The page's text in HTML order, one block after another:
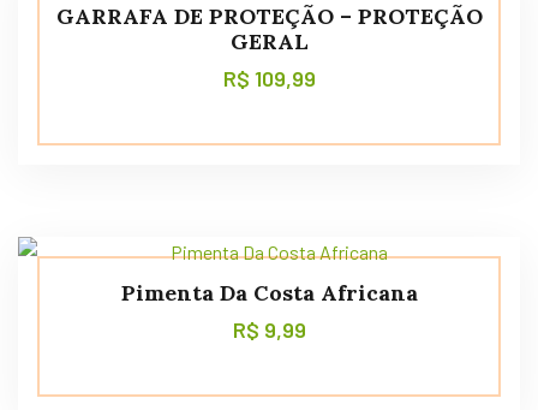
GARRAFA DE PROTEÇÃO – PROTEÇÃO
GERAL
R$ 109,99
Pimenta Da Costa Africana
R$ 9,99